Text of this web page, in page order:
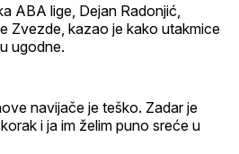
ABA lige, Dejan Radonjić,
Zvezde, kazao je kako utakmice
ugodne.
navijače je teško. Zadar je
i ja im želim puno sreće u